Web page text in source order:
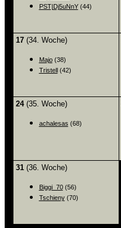
PST|Dj5uNnY(44)
17(34. Woche)
Majo(38)
Tristell(42)
24(35. Woche)
achalesas (68)
31(36. Woche)
Biggi_70(56)
Tschieny(70)